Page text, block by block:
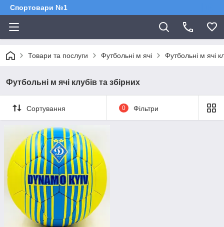
Спортовари №1
Товари та послуги Футбольні м ячі Футбольні м ячі
Футбольні м ячі клубів та збірних
Сортування 0 Фільтри